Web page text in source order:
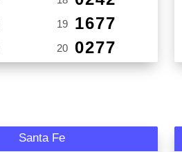
19 1677
20 0277
Santa Fe